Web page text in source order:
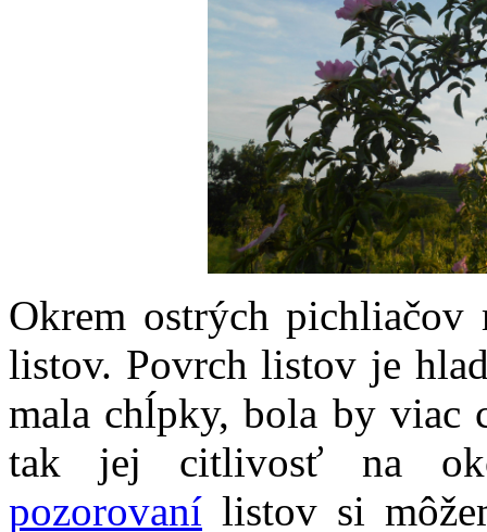
Okrem ostrých
listov. Povrch listov je
mala chĺpky, bola by viac
tak jej citlivosť na
pozorovaní listov si